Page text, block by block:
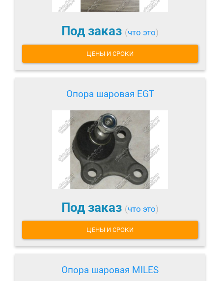
Под заказ (что это)
ЦЕНЫ И СРОКИ
Опора шаровая EGT
Под заказ (что это)
ЦЕНЫ И СРОКИ
Опора шаровая MILES